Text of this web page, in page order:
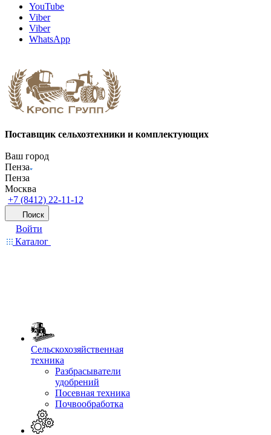
YouTube
Viber
Viber
WhatsApp
Поставщик сельхозтехники и комплектующих
Ваш город
Пенза
Пенза
Москва
+7 (8412) 22-11-12
Поиск
Войти
Каталог
Сельскохозяйственная
техника
Разбрасыватели
удобрений
Посевная техника
Почвообработка